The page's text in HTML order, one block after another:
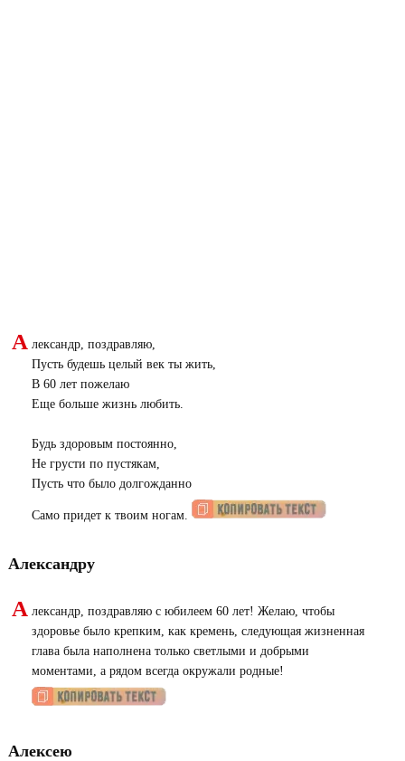
А лександр, поздравляю,
Пусть будешь целый век ты жить,
В 60 лет пожелаю
Еще больше жизнь любить.
Будь здоровым постоянно,
Не грусти по пустякам,
Пусть что было долгожданно
Само придет к твоим ногам.
Александру
А лександр, поздравляю с юбилеем 60 лет! Желаю, чтобы
здоровье было крепким, как кремень, следующая жизненная
глава была наполнена только светлыми и добрыми
моментами, а рядом всегда окружали родные!
Алексею